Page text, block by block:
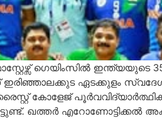
ഗെയിംസിൽ
ഇരിഞ്ഞാലക്കുട ഏടക്കുളം
എറോണോട്ടിക്കൽ